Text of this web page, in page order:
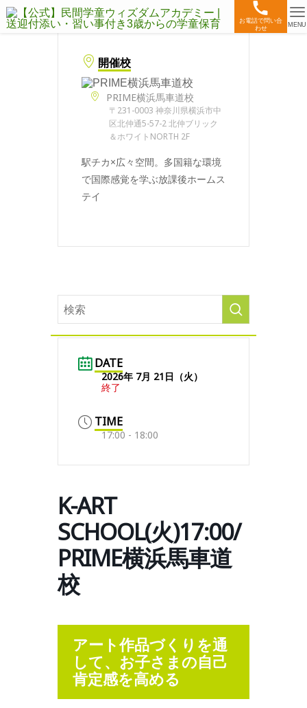
お電話で問い合
わせ
MENU
開催校
PRIME横浜馬車道校
〒231-0003 神奈川県横浜市中
区北仲通5-57-2 北仲ブリック
＆ホワイトNORTH 2F
駅チカ×広々空間。多国籍な環境
で国際感覚を学ぶ放課後ホームス
テイ
DATE
2026年 7月 21日（火）
終了
TIME
17:00 - 18:00
K-ART
SCHOOL(火)17:00/
PRIME横浜馬車道
校
アート作品づくりを通
して、お子さまの自己
肯定感を高める